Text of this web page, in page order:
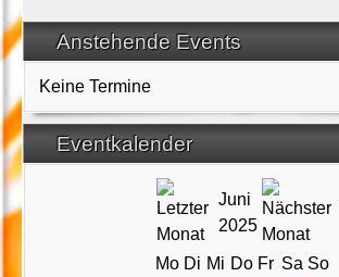
Anstehende Events
Keine Termine
Eventkalender
Juni
2025
Mo Di Mi Do Fr Sa So